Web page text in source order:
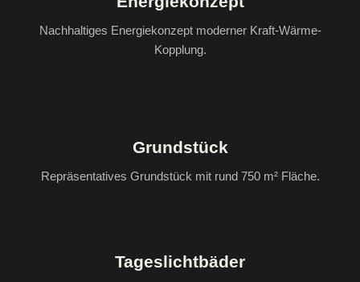
Nachhaltiges Energiekonzept moderner Kraft-Wärme-
Kopplung.
Grundstück
Repräsentatives Grundstück mit rund 750 m² Fläche.
Tageslichtbäder